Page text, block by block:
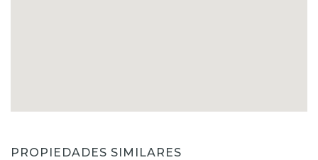
PROPIEDADES SIMILARES